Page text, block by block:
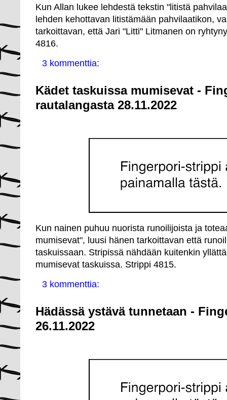
Kun Allan lukee lehdestä tekstin "litistä
lehden kehottavan litistämään pahvilaatikon,
tarkoittavan, että Jari "Litti" Litmanen on
4816.
3 kommenttia:
Kädet taskuissa mumisevat -
rautalangasta 28.11.2022
Kun nainen puhuu nuorista runoilijoista ja
mumisevat", luusi hänen tarkoittavan että
taskuissaan. Stripissä nähdään kuitenkin
mumisevat taskuissa. Strippi 4815.
3 kommenttia:
Hädässä ystävä tunnetaan -
26.11.2022